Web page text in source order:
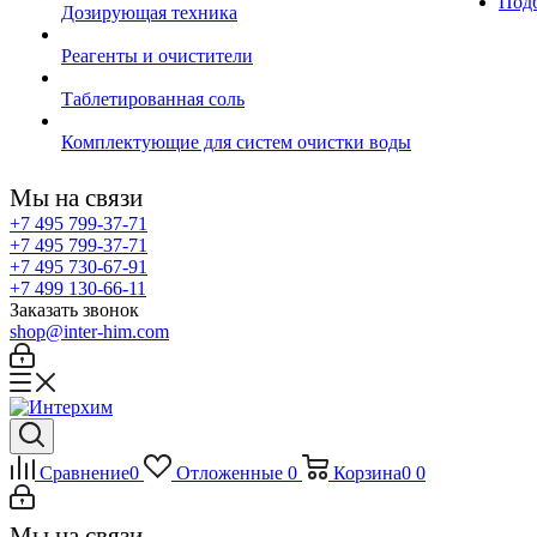
Дозирующая техника
Реагенты и очистители
Таблетированная соль
Комплектующие для систем очистки воды
Мы на связи
+7 495 799-37-71
+7 495 799-37-71
+7 495 730-67-91
+7 499 130-66-11
Заказать звонок
shop@inter-him.com
Сравнение0 Отложенные 0 Корзина0 0